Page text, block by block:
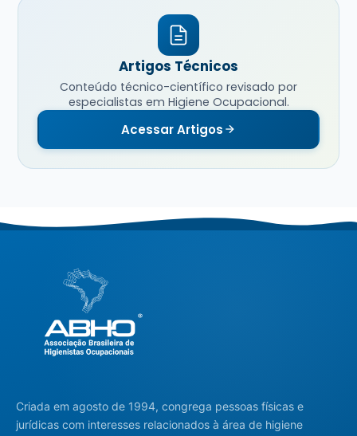
Artigos Técnicos
Conteúdo técnico-científico revisado por
especialistas em Higiene Ocupacional.
Acessar Artigos
Criada em agosto de 1994, congrega pessoas físicas e
jurídicas com interesses relacionados à área de higiene